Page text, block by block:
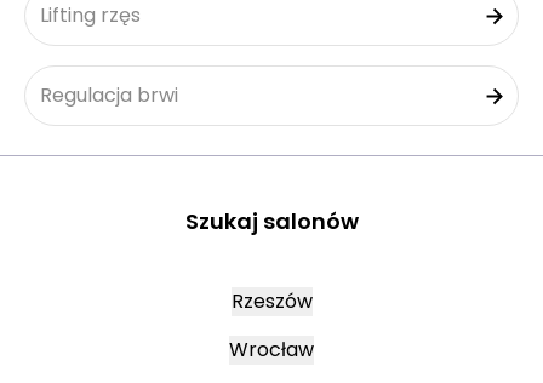
Lifting rzęs
Regulacja brwi
Szukaj salonów
Rzeszów
Wrocław